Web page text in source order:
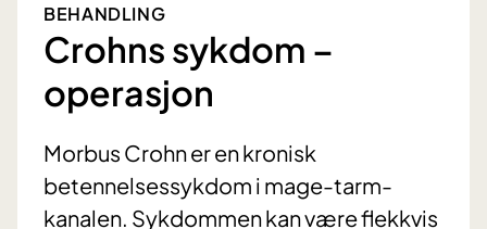
BEHANDLING
Crohns sykdom –
operasjon
Morbus Crohn er en kronisk
betennelsessykdom i mage-tarm-
kanalen. Sykdommen kan være flekkvis